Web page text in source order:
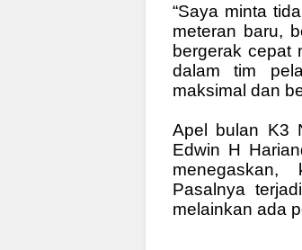
“Saya minta
meteran baru,
bergerak cepat
dalam tim
maksimal dan
Apel bulan K3
Edwin H
menegaskan,
Pasalnya
melainkan ada